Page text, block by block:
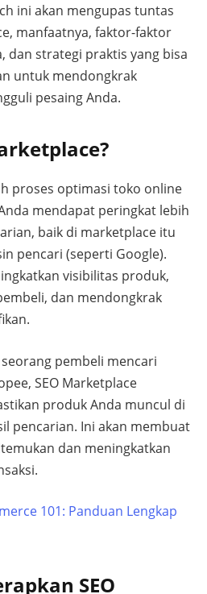
ini akan mengupas tuntas
manfaatnya, faktor-faktor
dan strategi praktis yang bisa
untuk mendongkrak
pesaing Anda.
proses optimasi toko online
mendapat peringkat lebih
baik di marketplace itu
pencari (seperti Google).
visibilitas produk,
dan mendongkrak
pembeli mencari
SEO Marketplace
produk Anda muncul di
pencarian. Ini akan membuat
dan meningkatkan
101: Panduan Lengkap
SEO